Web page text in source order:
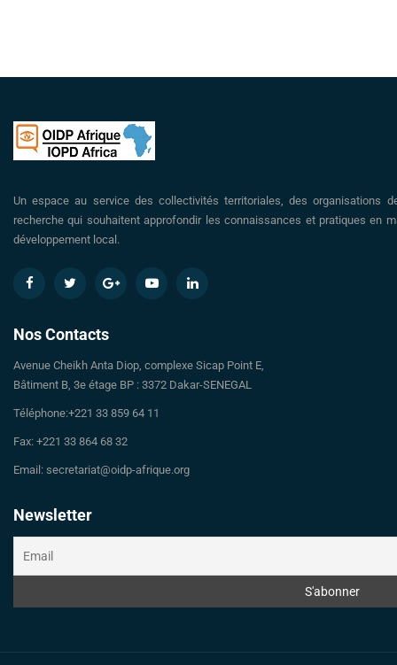
Un espace au service des collectivités territoriales, des organisations
recherche qui souhaitent approfondir les connaissances et pratiques en
développement local.
Nos Contacts
Avenue Cheikh Anta Diop, complexe Sicap Point E,
Bâtiment B, 3e étage BP : 3372 Dakar-SENEGAL
Téléphone:+221 33 859 64 11
Fax: +221 33 864 68 32
Email: secretariat@oidp-afrique.org
Newsletter